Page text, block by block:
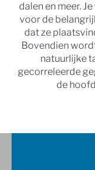
dalen en meer.
voor de
dat ze
Bovendien
natuurlijke
gecorreleerde
de